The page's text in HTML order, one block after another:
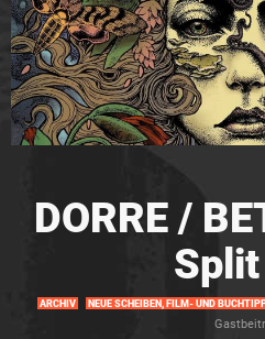
DORRE /
ARCHIV NEUE SCHEIBEN, FILM- UND